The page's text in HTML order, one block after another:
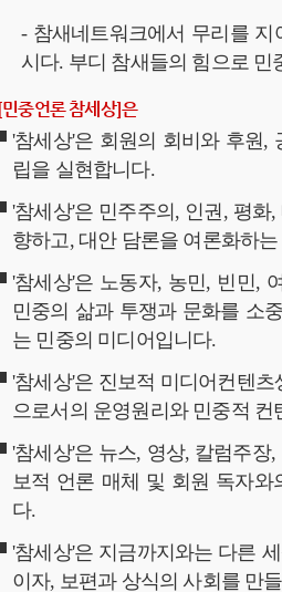
- 참새네트워크에서 무리를
시다. 부디 참새들의 힘으로 민
중언론 참세상]은
'참세상'은 회원의 회비와 후원,
립을 실현합니다.
'참세상'은 민주주의, 인권, 평
향하고, 대안 담론을 여론화하
'참세상'은 노동자, 농민, 빈민,
민중의 삶과 투쟁과 문화를 소
는 민중의 미디어입니다.
'참세상'은 진보적 미디어컨텐
으로서의 운영원리와 민중적
'참세상'은 뉴스, 영상, 칼럼주
보적 언론 매체 및 회원 독자와
다.
'참세상'은 지금까지와는 다른
이자, 보편과 상식의 사회를 만